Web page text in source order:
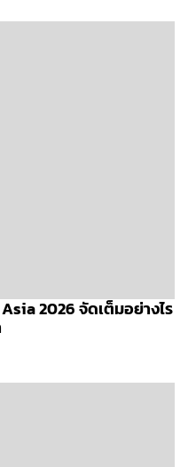
2026 จัดเต็มอย่างไร